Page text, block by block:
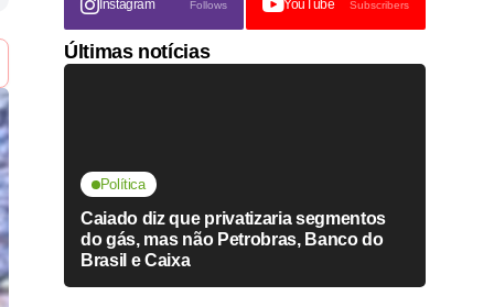
Instagram Follows YouTube Subscribers
Últimas notícias
Política
Caiado diz que privatizaria segmentos
do gás, mas não Petrobras, Banco do
Brasil e Caixa